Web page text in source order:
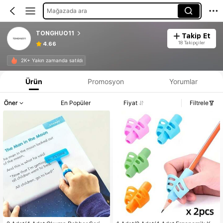
Mağazada ara
TONGHUO11
4.66
Takip Et
18 Takipçiler
2K+ Yakın zamanda satıldı
Ürün Promosyon Yorumlar
Öner En Popüler Fiyat Filtrele